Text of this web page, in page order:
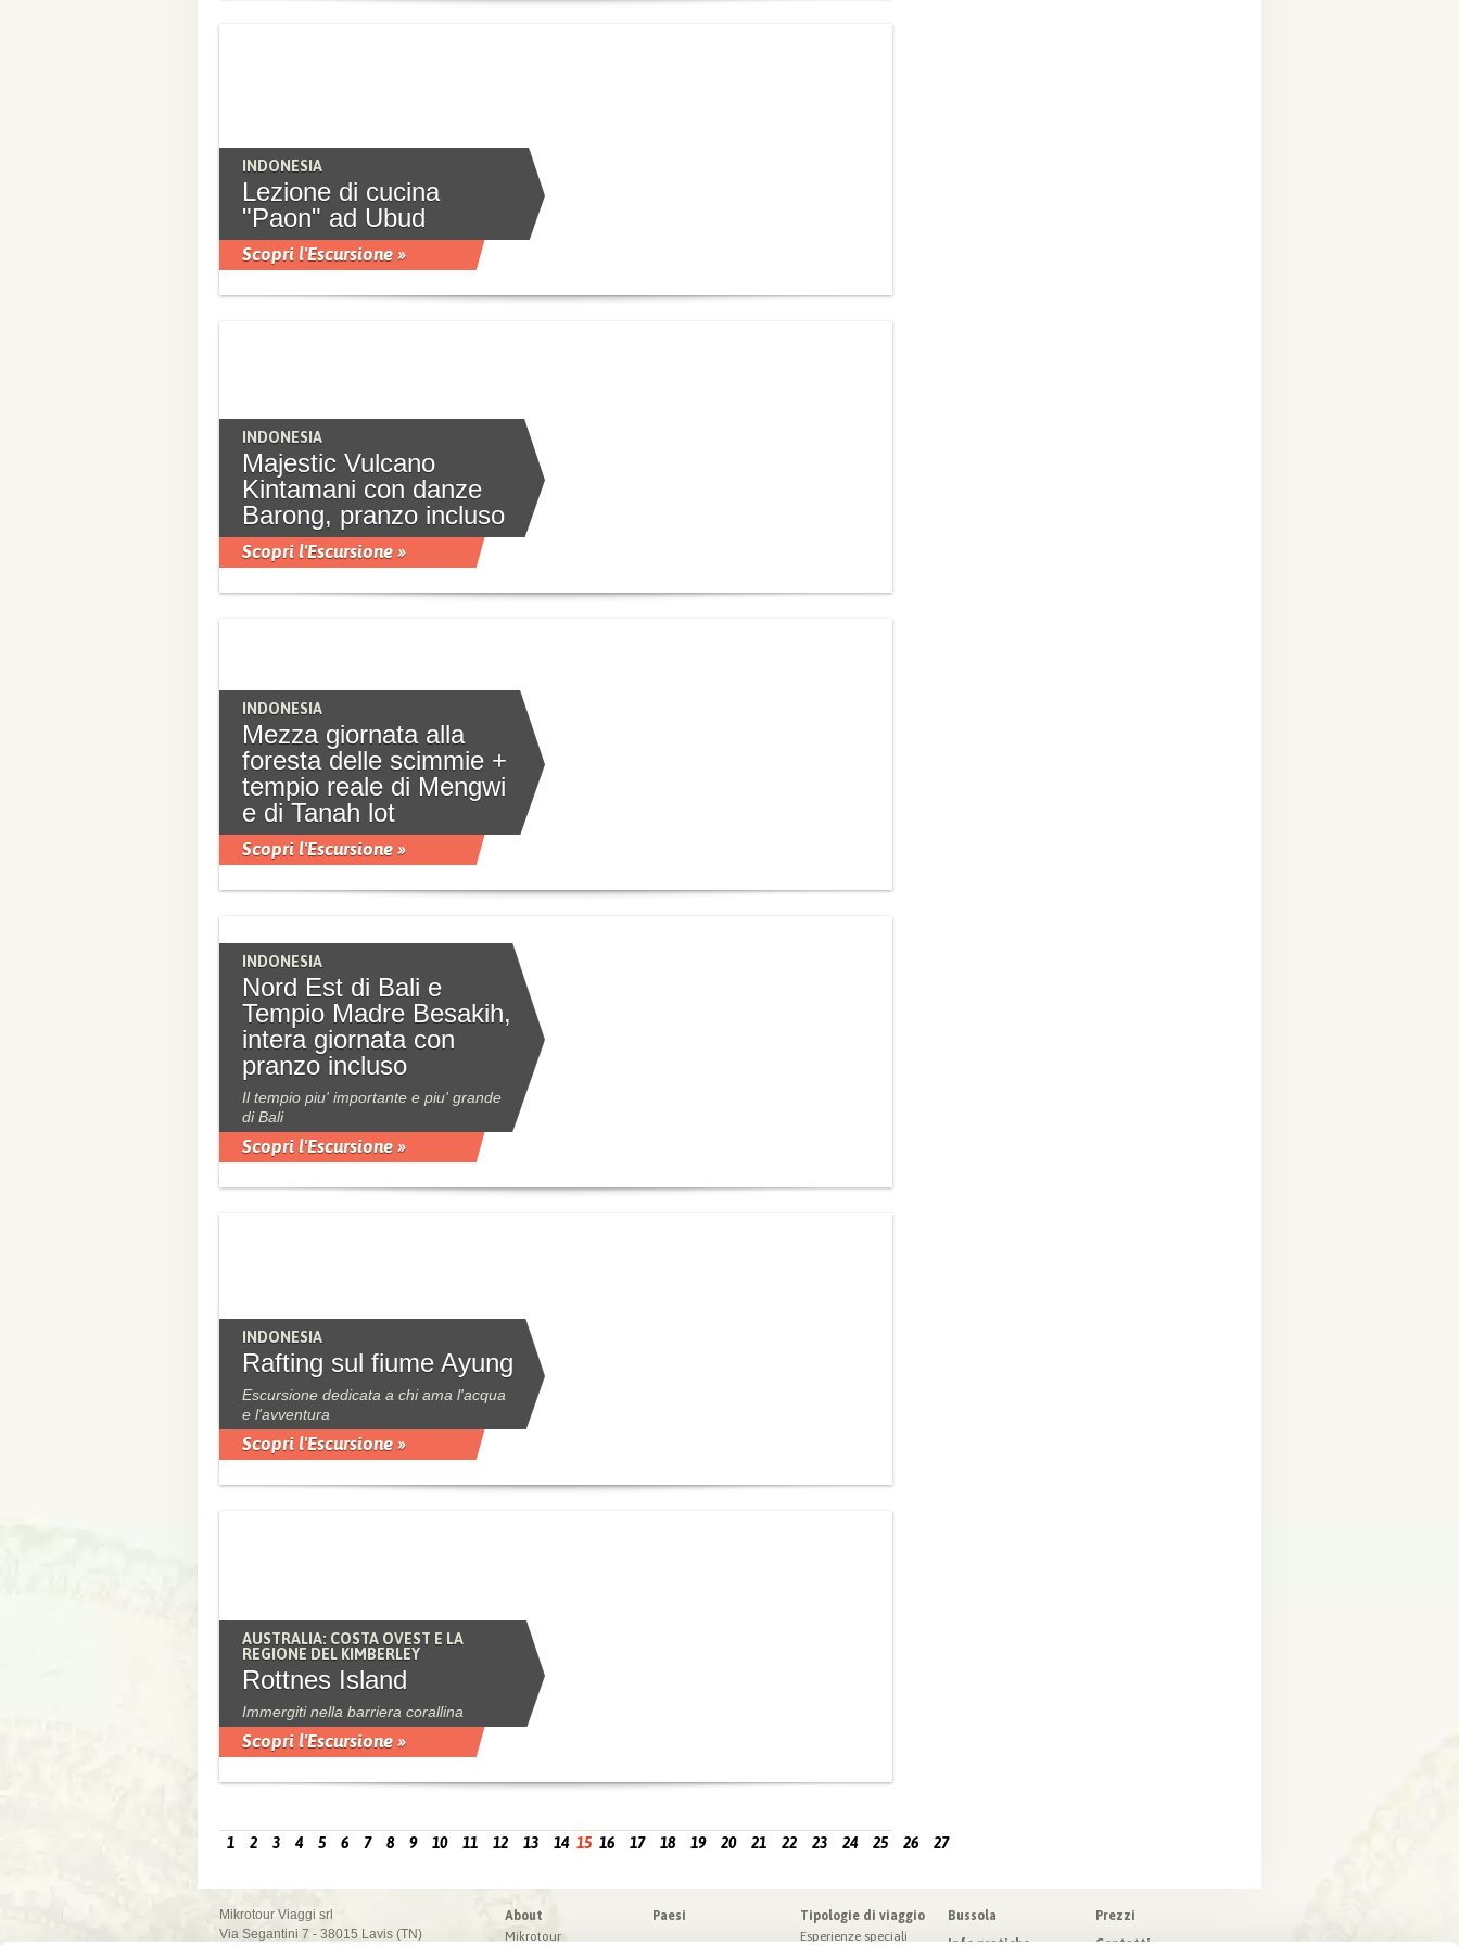
INDONESIA
Lezione di cucina
"Paon" ad Ubud
Scopri l'Escursione »
INDONESIA
Majestic Vulcano
Kintamani con danze
Barong, pranzo incluso
Scopri l'Escursione »
INDONESIA
Mezza giornata alla
foresta delle scimmie +
tempio reale di Mengwi
e di Tanah lot
Scopri l'Escursione »
INDONESIA
Nord Est di Bali e
Tempio Madre Besakih,
intera giornata con
pranzo incluso
Il tempio piu' importante e piu' grande
di Bali
Scopri l'Escursione »
INDONESIA
Rafting sul fiume Ayung
Escursione dedicata a chi ama l'acqua
e l'avventura
Scopri l'Escursione »
AUSTRALIA: COSTA OVEST E LA
REGIONE DEL KIMBERLEY
Rottnes Island
Immergiti nella barriera corallina
Scopri l'Escursione »
1 2 3 4 5 6 7 8 9 10 11 12 13 14 15 16 17 18 19 20 21 22 23 24 25 26 27
Mikrotour Viaggi srl
Via Segantini 7 - 38015 Lavis (TN)
About
Mikrotour
Paesi
Tipologie di viaggio
Esperienze speciali
Bussola
Prezzi